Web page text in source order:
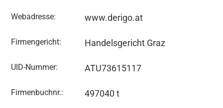
Webadresse: www.derigo.at
Firmengericht: Handelsgericht Graz
UID-Nummer: ATU73615117
Firmenbuchnr.: 497040 t